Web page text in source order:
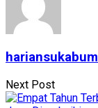
Next Post